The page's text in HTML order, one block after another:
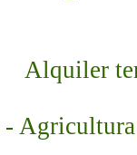
Alquiler
-